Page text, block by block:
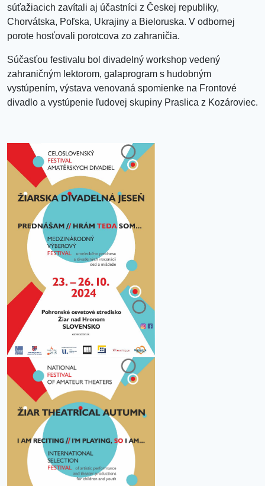
súťažiacich zavítali aj účastníci z Českej republiky,
Chorvátska, Poľska, Ukrajiny a Bieloruska. V odbornej
porote hosťovali porotcova zo zahraničia.
Súčasťou festivalu bol divadelný workshop vedený
zahraničným lektorom, galaprogram s hudobným
vystúpením, výstava venovaná spomienke na Frontové
divadlo a vystúpenie ľudovej skupiny Praslica z Kozároviec.